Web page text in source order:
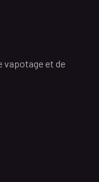
vapotage et de